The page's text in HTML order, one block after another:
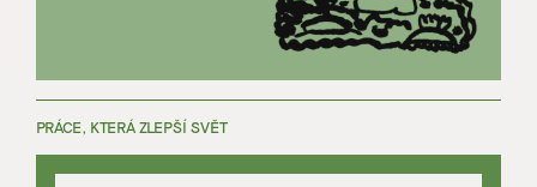
PRÁCE, KTERÁ ZLEPŠÍ SVĚT